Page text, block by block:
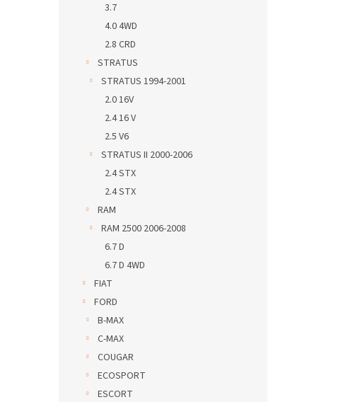
3.7
4.0 4WD
2.8 CRD
STRATUS
STRATUS 1994-2001
2.0 16V
2.4 16 V
2.5 V6
STRATUS II 2000-2006
2.4 STX
2.4 STX
RAM
RAM 2500 2006-2008
6.7 D
6.7 D 4WD
FIAT
FORD
B-MAX
C-MAX
COUGAR
ECOSPORT
ESCORT